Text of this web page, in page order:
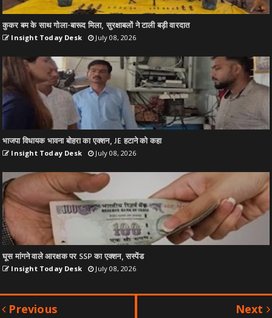
कुकर बम के साथ गोला-बारूद मिला, सुरक्षाबलों ने टाली बड़ी वारदात
Insight Today Desk July 08, 2026
भाजपा विधायक भावना बोहरा का एक्शन, JE हटाने को कहा
Insight Today Desk July 08, 2026
घूस मांगने वाले आरक्षक पर SSP का एक्शन, सस्पेंड
Insight Today Desk July 08, 2026
Previous Next